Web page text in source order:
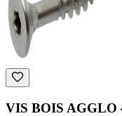
VIS BOIS AGGLO